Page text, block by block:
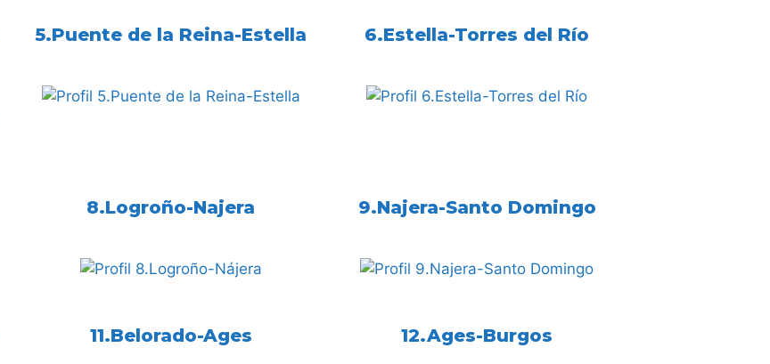
5.Puente de la Reina-Estella 6.Estella-Torres del Río
8.Logroño-Najera 9.Najera-Santo Domingo
11.Belorado-Ages 12.Ages-Burgos